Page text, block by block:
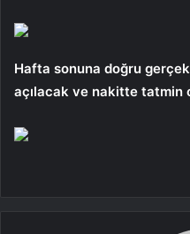
Hafta sonuna doğru
açılacak ve nakitte tatmin